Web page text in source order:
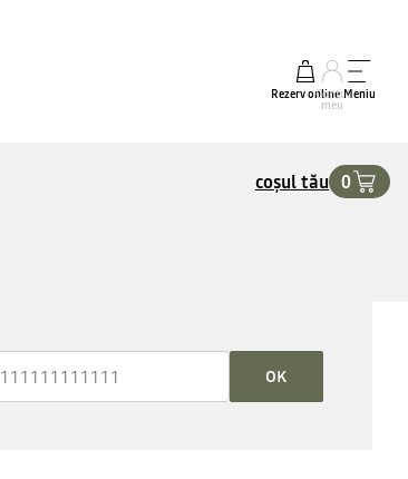
Rezerv online
Contul
meu
Meniu
coșul tău 0
OK